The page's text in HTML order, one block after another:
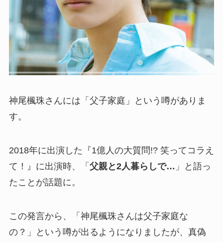
神尾楓珠さんには「父子家庭」という噂がありま
す。
2018年に出演した『1億人の大質問!? 笑ってコラえ
て！』に出演時、「 父親と2人暮らしで… 」と語っ
たことが話題に。
この発言から、「神尾楓珠さんは父子家庭な
の？」という噂が出るようになりましたが、真偽